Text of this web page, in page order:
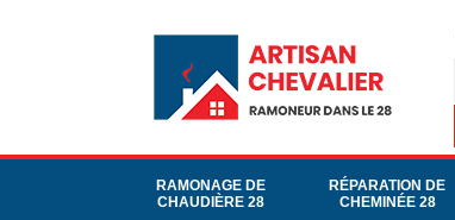
RAMONAGE DE
CHAUDIÈRE 28
RÉPARATION DE
CHEMINÉE 28